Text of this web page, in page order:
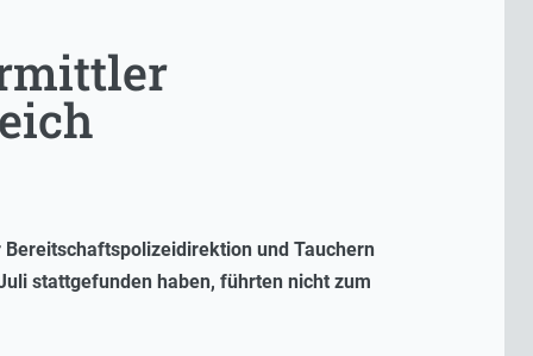
und Tauchern
stattgefunden haben, führten nicht zum